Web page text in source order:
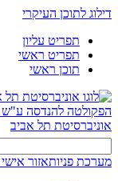
דילוג לתוכן העיקרי
תפריט עליון
תפריט ראשי
תוכן ראשי
הפקולטה להנדסה ע"ש
אוניברסיטת תל אביב
מערכת פניותאזור